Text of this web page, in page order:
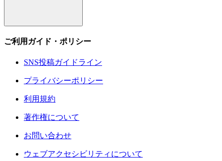
ご利用ガイド・ポリシー
SNS投稿ガイドライン
プライバシーポリシー
利用規約
著作権について
お問い合わせ
ウェブアクセシビリティについて